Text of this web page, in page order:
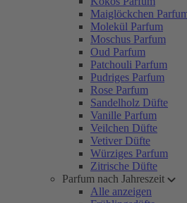
Maiglöckchen
Molekül Parfum
Moschus Parfum
Oud Parfum
Patchouli Parfum
Pudriges Parfum
Rose Parfum
Sandelholz Düfte
Vanille Parfum
Veilchen Düfte
Vetiver Düfte
Würziges Parfum
Zitrische Düfte
Parfum nach Jahreszeit
Alle anzeigen